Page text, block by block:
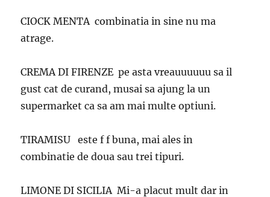
CIOCK MENTA combinatia in sine nu ma
atrage.
CREMA DI FIRENZE pe asta vreauuuuuu sa il
gust cat de curand, musai sa ajung la un
supermarket ca sa am mai multe optiuni.
TIRAMISU este f f buna, mai ales in
combinatie de doua sau trei tipuri.
LIMONE DI SICILIA Mi-a placut mult dar in